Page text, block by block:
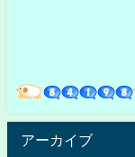
アーカイブ